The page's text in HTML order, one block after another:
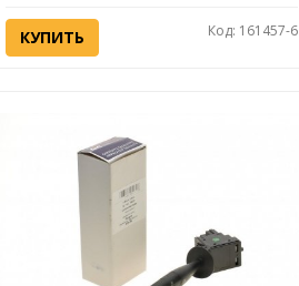
КУПИТЬ Код: 161457-6